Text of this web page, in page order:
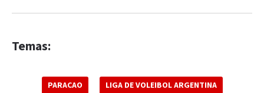
Temas:
PARACAO LIGA DE VOLEIBOL ARGENTINA